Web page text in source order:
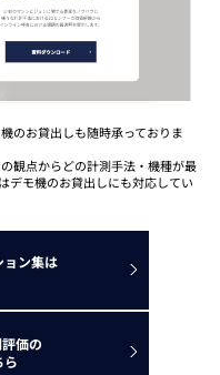
のお貸出しも随時承っておりま
観点からどの計測手法・機種が最
デモ機のお貸出しにも対応してい
ョン集は
価の
ら